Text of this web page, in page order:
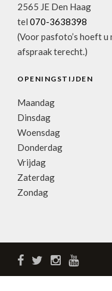
2565 JE Den Haag
tel 070-3638398
(Voor pasfoto’s hoeft
afspraak terecht.)
OPENINGSTIJDEN
Maandag
Dinsdag
Woensdag
Donderdag
Vrijdag
Zaterdag
Zondag